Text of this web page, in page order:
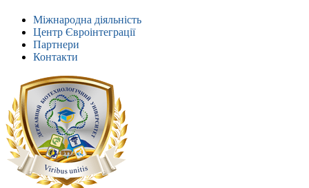
Міжнародна діяльність
Центр Євроінтеграції
Партнери
Контакти